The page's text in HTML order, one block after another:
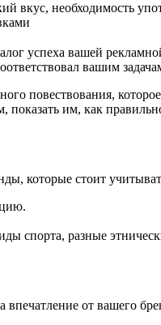
вкус, необходимость
успеха вашей
вашим
повествования,
им, как
которые стоит
спорта, разные
от вашего